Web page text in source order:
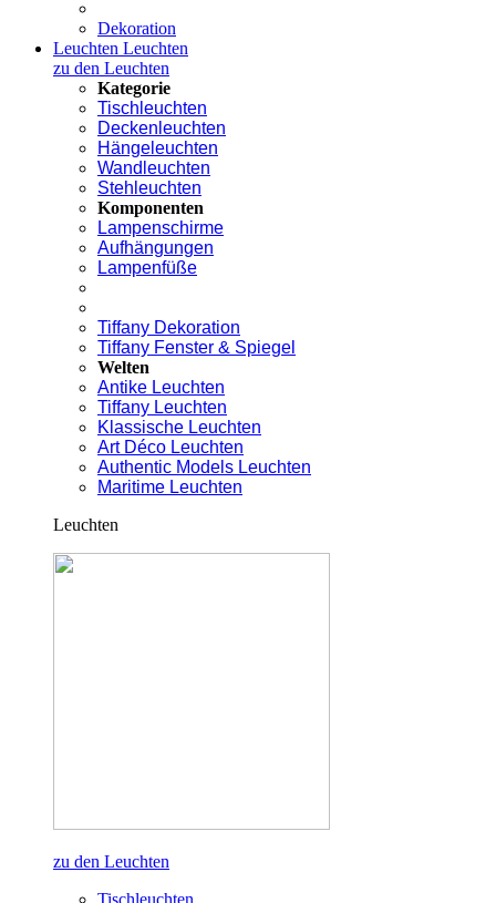
Dekoration
Leuchten Leuchten
zu den Leuchten
Kategorie
Tischleuchten
Deckenleuchten
Hängeleuchten
Wandleuchten
Stehleuchten
Komponenten
Lampenschirme
Aufhängungen
Lampenfüße
Tiffany Dekoration
Tiffany Fenster & Spiegel
Welten
Antike Leuchten
Tiffany Leuchten
Klassische Leuchten
Art Déco Leuchten
Authentic Models Leuchten
Maritime Leuchten
Leuchten
zu den Leuchten
Tischleuchten